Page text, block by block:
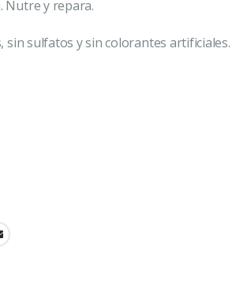
Nutre y repara.
sin sulfatos y sin colorantes artificiales.